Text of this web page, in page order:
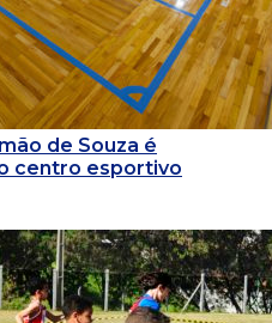
de Souza é
centro esportivo